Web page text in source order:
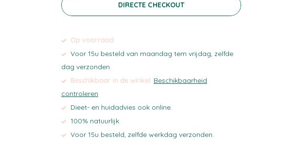
DIRECTE CHECKOUT
Op voorraad
Voor 15u besteld van maandag tem vrijdag, zelfde
dag verzonden.
Beschikbaar in de winkel: Beschikbaarheid
controleren
Dieet- en huidadvies ook online.
100% natuurlijk
Voor 15u besteld, zelfde werkdag verzonden.